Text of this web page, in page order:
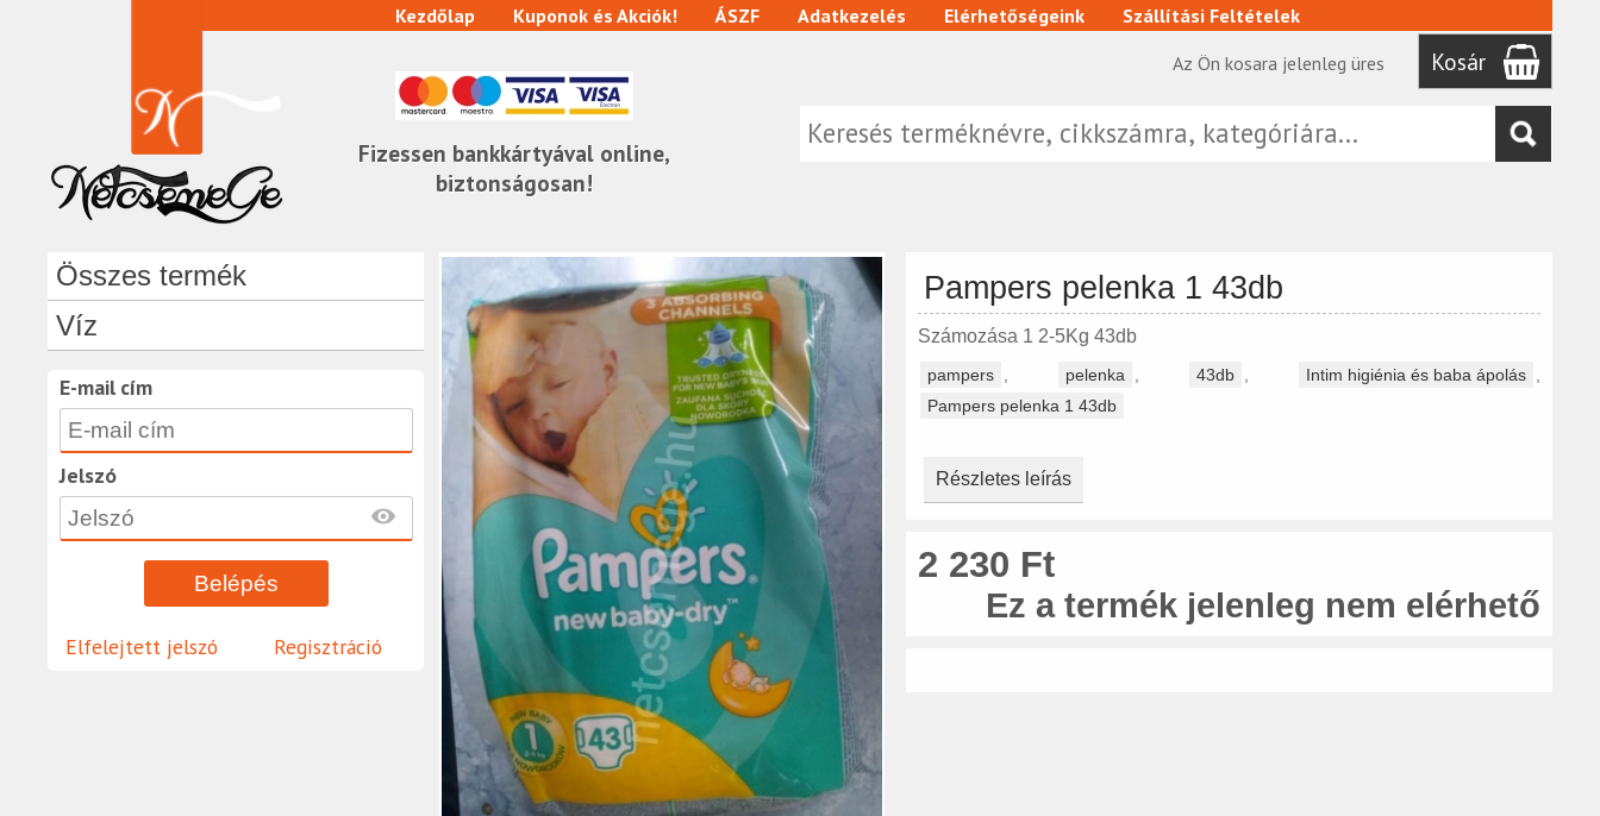
Fizessen bankkártyával online,
biztonságosan!
Kezdőlap Kuponok és Akciók! ÁSZF Adatkezelés Elérhetőségeink
Szállítási Feltételek
Az Ön kosara jelenleg üres
Kosár
Összes termék
Víz
E-mail cím
Jelszó
Elfelejtett jelszó Regisztráció
Pampers pelenka 1 43db
Számozása 1 2-5Kg 43db
pampers pelenka 43db Intim higiénia és baba ápolás
Pampers pelenka 1 43db
Részletes leírás
2 230 Ft
Ez a termék jelenleg nem elérhető